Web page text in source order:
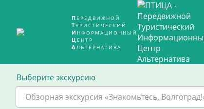
ПЕРЕДВИЖНОЙ
ТУРИСТИЧЕСКИЙ
ИНФОРМАЦИОННЫЙ
ЦЕНТР
АЛЬТЕРНАТИВА
Выберите экскурсию
Обзорная экскурсия «Знакомьтесь,